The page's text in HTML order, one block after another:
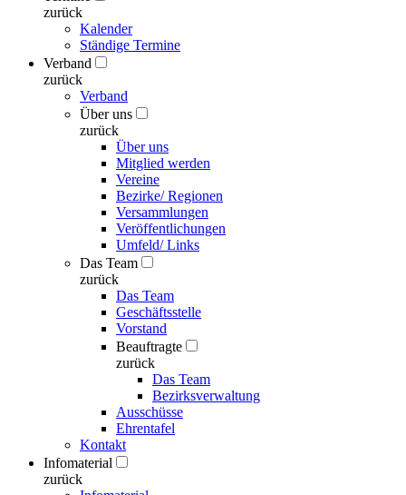
zurück
Kalender
Ständige Termine
Verband
zurück
Verband
Über uns
zurück
Über uns
Mitglied werden
Vereine
Bezirke/ Regionen
Versammlungen
Veröffentlichungen
Umfeld/ Links
Das Team
zurück
Das Team
Geschäftsstelle
Vorstand
Beauftragte
zurück
Das Team
Bezirksverwaltung
Ausschüsse
Ehrentafel
Kontakt
Infomaterial
zurück